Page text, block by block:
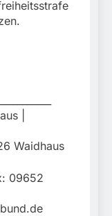
|
Waidhaus
09652